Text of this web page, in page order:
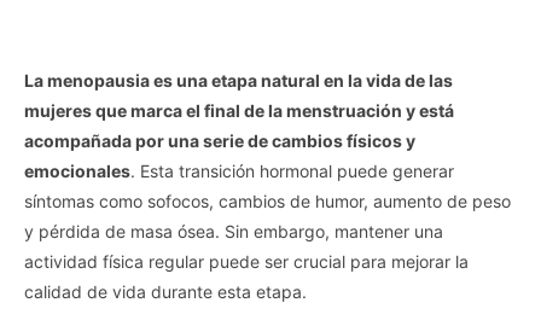
La menopausia es una etapa natural en la vida de las
mujeres que marca el final de la menstruación y está
acompañada por una serie de cambios físicos y
emocionales. Esta transición hormonal puede generar
síntomas como sofocos, cambios de humor, aumento de peso
y pérdida de masa ósea. Sin embargo, mantener una
actividad física regular puede ser crucial para mejorar la
calidad de vida durante esta etapa.